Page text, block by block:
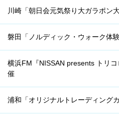
川崎「朝日会元気祭り大ガラポン
磐田「ノルディック・ウォーク体
横浜FM『NISSAN presents トリ
催
浦和「オリジナルトレーディング